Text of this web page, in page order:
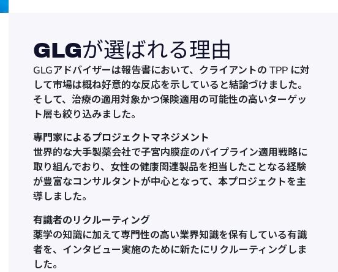
GLGが選ばれる理由
GLGアドバイザーは報告書において、クライアントの TPP に対
して市場は概ね好意的な反応を示していると結論づけました。
そして、治療の適用対象かつ保険適用の可能性の高いターゲッ
ト層も絞り込みました。
専門家によるプロジェクトマネジメント
世界的な大手製薬会社で子宮内膜症のパイプライン適用戦略に
取り組んでおり、女性の健康関連製品を担当したことなる経験
が豊富なコンサルタントが中心となって、本プロジェクトを主
導しました。
有識者のリクルーティング
薬学の知識に加えて専門性の高い業界知識を保有している有識
者を、インタビュー実施のために新たにリクルーティングしま
した。